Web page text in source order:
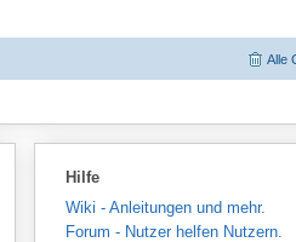
Alle
Hilfe
Wiki - Anleitungen und mehr.
Forum - Nutzer helfen Nutzern.